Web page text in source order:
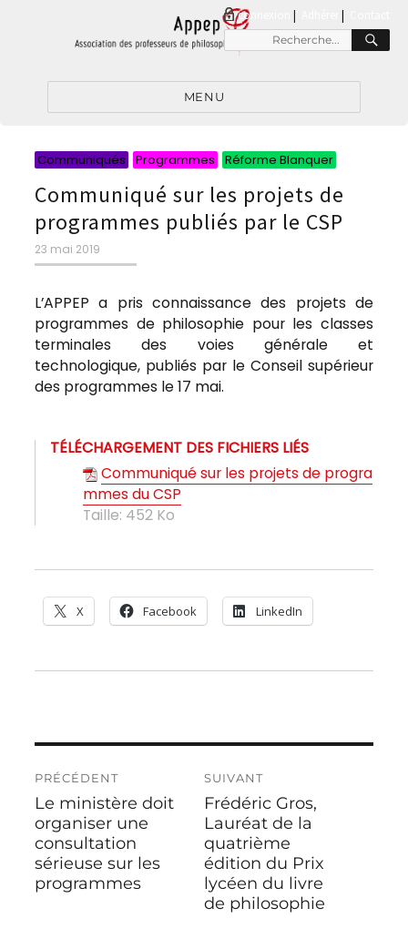
connexion |
Recherche
pour
MENU
Communiqués Programmes Réforme Blanquer
Communiqué sur les projets de
programmes publiés par le CSP
Publié
le
23 mai 2019
L’APPEP a pris connaissance des projets de
programmes de philosophie pour les classes
terminales des voies générale et
technologique, publiés par le Conseil supérieur
des programmes le 17 mai.
TÉLÉCHARGEMENT DES FICHIERS LIÉS
Communiqué sur les projets de progra
mmes du CSP
Taille: 452 Ko
X Facebook LinkedIn
de
l’article
PRÉCÉDENT
Publication
précédente :
Le ministère doit
organiser une
consultation
sérieuse sur les
programmes
SUIVANT
Publication
suivante :
Frédéric Gros,
Lauréat de la
quatrième
édition du Prix
lycéen du livre
de philosophie